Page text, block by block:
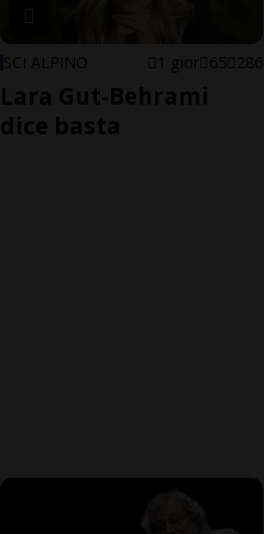
SCI ALPINO 1 gior 65 286
Lara Gut-Behrami
dice basta